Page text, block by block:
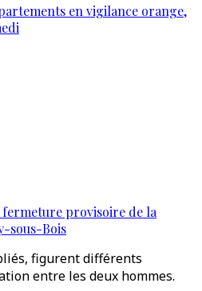
en vigilance orange,
provisoire de la
sous-Bois
figurent différents
entre les deux hommes.